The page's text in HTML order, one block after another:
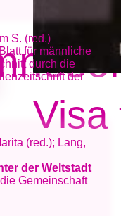
Visa
S. (red.)
für männliche
durch die
der
(red.); Lang,
der Weltstadt
Gemeinschaft